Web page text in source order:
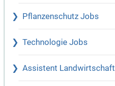
Pflanzenschutz Jobs
Technologie Jobs
Assistent